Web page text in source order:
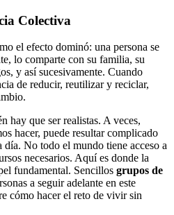
Colectiva
el efecto dominó: una persona se
lo comparte con su familia, su
y así sucesivamente. Cuando
de reducir, reutilizar y reciclar,
hay que ser realistas. A veces,
hacer, puede resultar complicado
No todo el mundo tiene acceso a
necesarios. Aquí es donde la
fundamental. Sencillos grupos de
a seguir adelante en este
cómo hacer el reto de vivir sin